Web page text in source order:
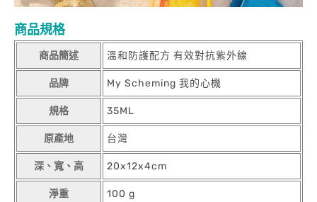
商品規格
商品簡述 溫和防護配方 有效對抗紫外線
品牌 My Scheming 我的心機
規格 35ML
原產地 台灣
深、寬、高 20x12x4cm
淨重 100 g